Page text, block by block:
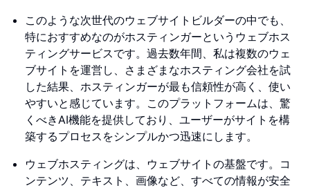
このような次世代のウェブサイトビルダーの中でも、
特におすすめなのがホスティンガーというウェブホス
ティングサービスです。過去数年間、私は複数のウェ
ブサイトを運営し、さまざまなホスティング会社を試
した結果、ホスティンガーが最も信頼性が高く、使い
やすいと感じています。このプラットフォームは、驚
くべきAI機能を提供しており、ユーザーがサイトを構
築するプロセスをシンプルかつ迅速にします。
ウェブホスティングは、ウェブサイトの基盤です。コ
ンテンツ、テキスト、画像など、すべての情報が安全